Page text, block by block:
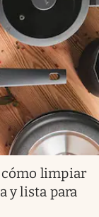
limpiar
y lista para